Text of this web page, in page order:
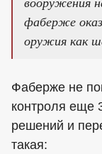
фаберже
оружия как
Фаберже не
контроля еще
решений и
такая: